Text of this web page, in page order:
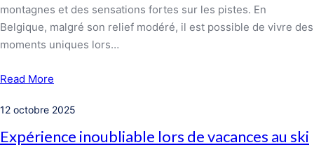
montagnes et des sensations fortes sur les pistes. En
Belgique, malgré son relief modéré, il est possible de vivre des
moments uniques lors…
Read More
12 octobre 2025
Expérience inoubliable lors de vacances au ski